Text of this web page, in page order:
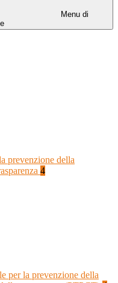
Menu di
prevenzione della
4
per la prevenzione della